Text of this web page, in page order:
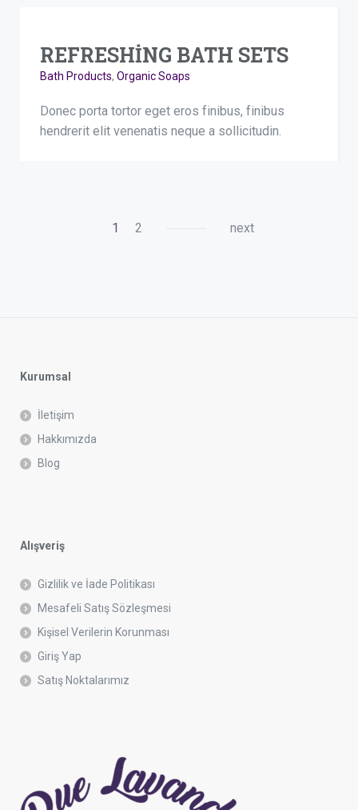
REFRESHING BATH SETS
Bath Products, Organic Soaps
Donec porta tortor eget eros finibus, finibus
hendrerit elit venenatis neque a sollicitudin.
1 2 next
Kurumsal
İletişim
Hakkımızda
Blog
Alışveriş
Gizlilik ve İade Politikası
Mesafeli Satış Sözleşmesi
Kişisel Verilerin Korunması
Giriş Yap
Satış Noktalarımız